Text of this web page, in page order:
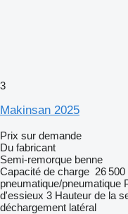
3
Makinsan 2025
Prix sur demande
Du fabricant
Semi-remorque benne
Capacité de charge 26
pneumatique/pneumatique
d'essieux 3 Hauteur de la
déchargement latéral